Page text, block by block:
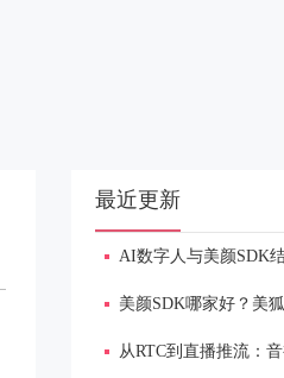
最近更新